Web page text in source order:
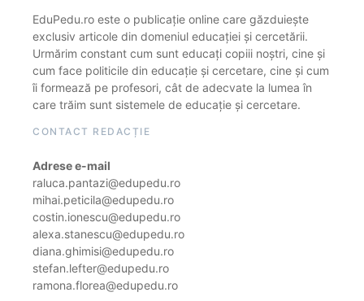
EduPedu.ro este o publicație online care găzduiește
exclusiv articole din domeniul educației și cercetării.
Urmărim constant cum sunt educați copiii noștri, cine și
cum face politicile din educație și cercetare, cine și cum
îi formează pe profesori, cât de adecvate la lumea în
care trăim sunt sistemele de educație și cercetare.
CONTACT REDACȚIE
Adrese e-mail
raluca.pantazi@edupedu.ro
mihai.peticila@edupedu.ro
costin.ionescu@edupedu.ro
alexa.stanescu@edupedu.ro
diana.ghimisi@edupedu.ro
stefan.lefter@edupedu.ro
ramona.florea@edupedu.ro